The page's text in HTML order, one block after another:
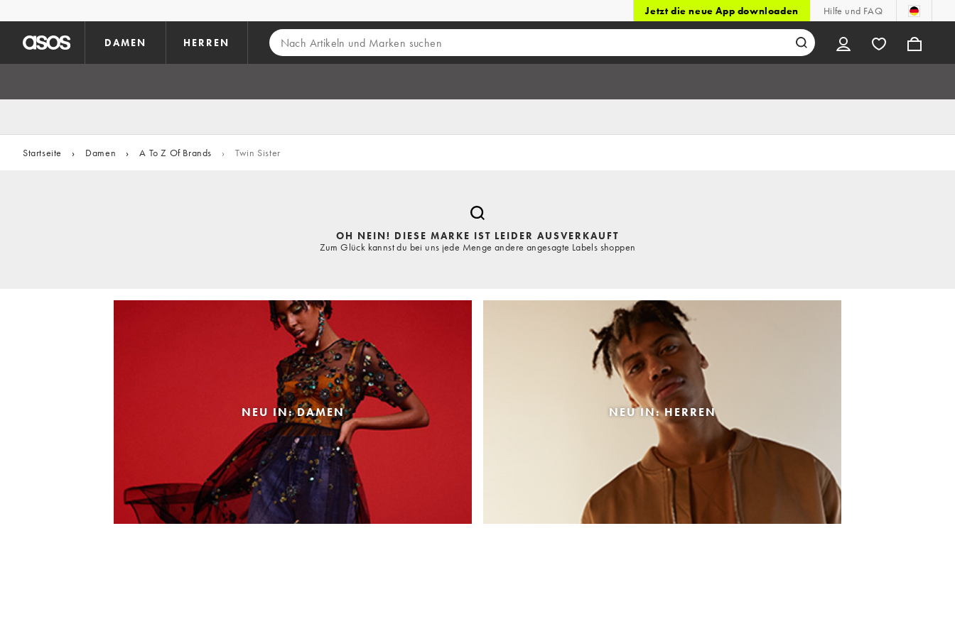
Jetzt die neue App downloaden Hilfe und FAQ
DAMEN HERREN
Startseite › Damen › A To Z Of Brands › Twin Sister
OH NEIN! DIESE MARKE IST LEIDER AUSVERKAUFT
Zum Glück kannst du bei uns jede Menge andere angesagte Labels shoppen
NEU IN: DAMEN NEU IN: HERREN